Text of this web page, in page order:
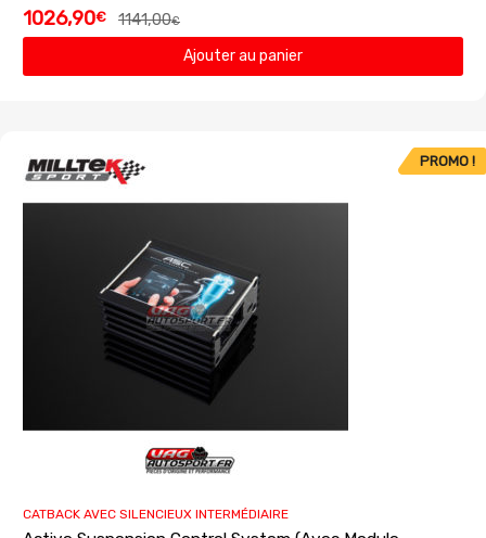
1141,00€
1026,90€
Ajouter au panier
PROMO !
CATBACK AVEC SILENCIEUX INTERMÉDIAIRE